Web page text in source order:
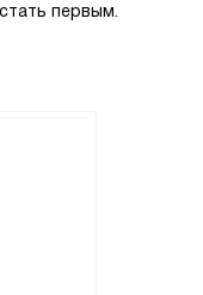
первым.